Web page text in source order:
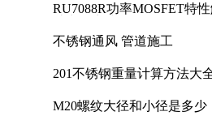
RU7088R功率MOSFET特
不锈钢通风 管道施工
201不锈钢重量计算方法大
M20螺纹大径和小径是多少